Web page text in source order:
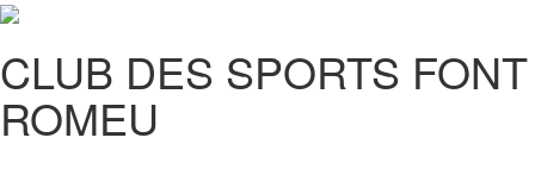
CLUB DES SPORTS FONT
ROMEU